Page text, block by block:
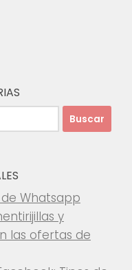
Whatsapp
y
las ofertas de